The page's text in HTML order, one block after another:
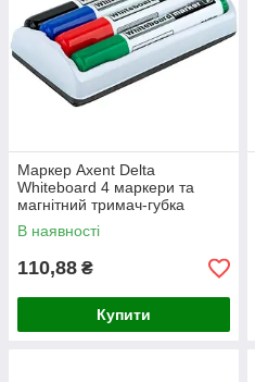
Маркер Axent Delta
Whiteboard 4 маркери та
магнітний тримач-губка
В наявності
110,88 ₴
Купити